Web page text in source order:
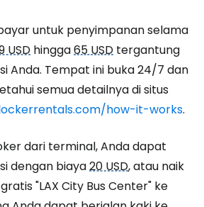
untuk penyimpanan selama
USD hingga65 USD tergantung
Anda. Tempat ini buka 24/7 dan
semua detailnya di situs
how-it-works.
dari terminal, Anda dapat
dengan biaya20 USD, atau naik
"LAX City Bus Center" ke